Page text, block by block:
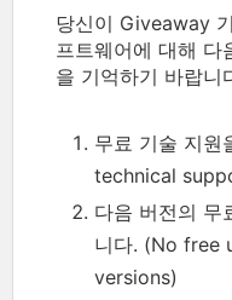
당신이 Giveaway
프트웨어에 대해 다
을 기억하기 바랍니
무료 기술 지원
technical
다음 버전의 무
니다. (No free
versions)